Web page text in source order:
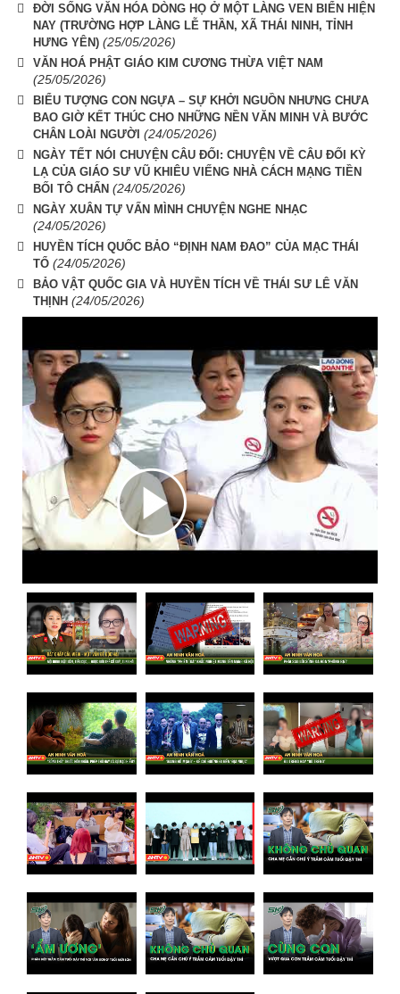
ĐỜI SỐNG VĂN HÓA DÒNG HỌ Ở MỘT LÀNG VEN BIỂN HIỆN
NAY (TRƯỜNG HỢP LÀNG LỄ THẦN, XÃ THÁI NINH, TỈNH
HƯNG YÊN) (25/05/2026)
VĂN HOÁ PHẬT GIÁO KIM CƯƠNG THỪA VIỆT NAM
(25/05/2026)
BIỂU TƯỢNG CON NGỰA – SỰ KHỞI NGUỒN NHƯNG CHƯA
BAO GIỜ KẾT THÚC CHO NHỮNG NỀN VĂN MINH VÀ BƯỚC
CHÂN LOÀI NGƯỜI (24/05/2026)
NGÀY TẾT NÓI CHUYỆN CÂU ĐỐI: CHUYỆN VỀ CÂU ĐỐI KỲ
LẠ CỦA GIÁO SƯ VŨ KHIÊU VIẾNG NHÀ CÁCH MẠNG TIỀN
BỐI TÔ CHẤN (24/05/2026)
NGÀY XUÂN TỰ VẤN MÌNH CHUYỆN NGHE NHẠC
(24/05/2026)
HUYỀN TÍCH QUỐC BẢO “ĐỊNH NAM ĐAO” CỦA MẠC THÁI
TỔ (24/05/2026)
BẢO VẬT QUỐC GIA VÀ HUYỀN TÍCH VỀ THÁI SƯ LÊ VĂN
THỊNH (24/05/2026)